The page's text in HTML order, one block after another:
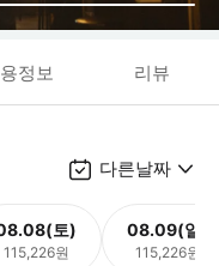
정보 리뷰
다른날짜
토)
115,226원
08.09(일)
115,226원